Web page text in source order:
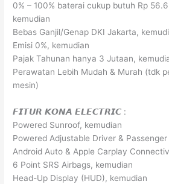
0% – 100% baterai cukup butuh Rp
kemudian
Bebas Ganjil/Genap DKI Jakarta,
Emisi 0%, kemudian
Pajak Tahunan hanya 3 Jutaan,
Perawatan Lebih Mudah & Murah (tdk
mesin)
𝙁𝙄𝙏𝙐𝙍 𝙆𝙊𝙉𝘼 𝙀𝙇𝙀𝘾𝙏𝙍𝙄𝘾 :
Powered Sunroof, kemudian
Powered Adjustable Driver &
Android Auto & Apple Carplay
6 Point SRS Airbags, kemudian
Head-Up Display (HUD), kemudian